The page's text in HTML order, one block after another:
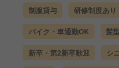
制服貸与 研修制度あり
バイク・車通勤OK 髪
新卒・第2新卒歓迎 シ